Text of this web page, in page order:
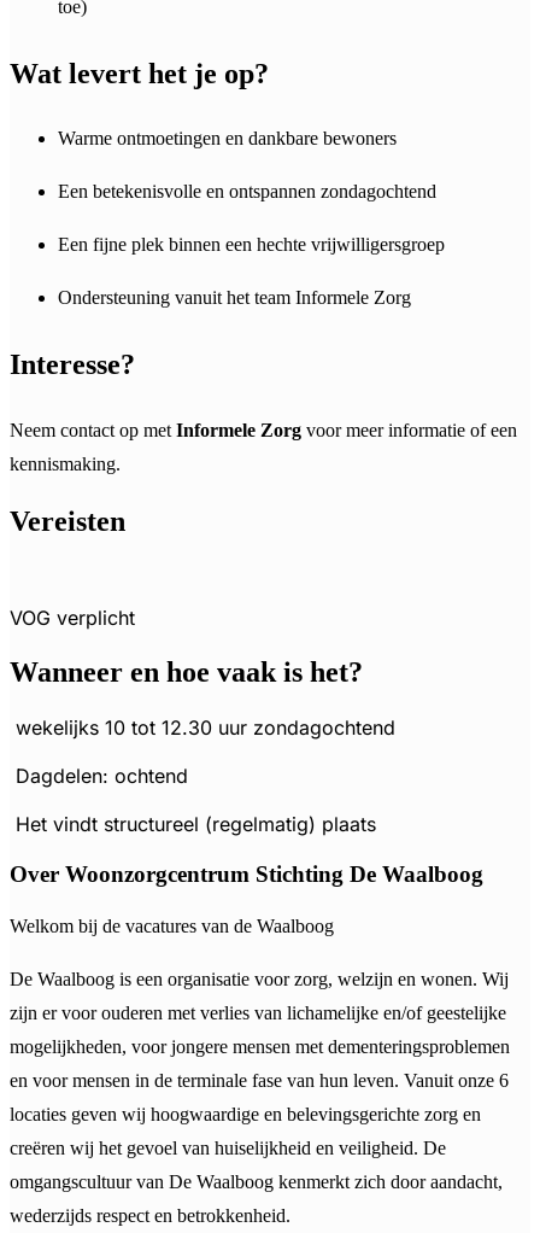
toe)
Wat levert het je op?
Warme ontmoetingen en dankbare bewoners
Een betekenisvolle en ontspannen zondagochtend
Een fijne plek binnen een hechte vrijwilligersgroep
Ondersteuning vanuit het team Informele Zorg
Interesse?
Neem contact op met Informele Zorg voor meer informatie of een
kennismaking.
Vereisten
VOG verplicht
Wanneer en hoe vaak is het?
wekelijks 10 tot 12.30 uur zondagochtend
Dagdelen: ochtend
Het vindt structureel (regelmatig) plaats
Over Woonzorgcentrum Stichting De Waalboog
Welkom bij de vacatures van de Waalboog
De Waalboog is een organisatie voor zorg, welzijn en wonen. Wij
zijn er voor ouderen met verlies van lichamelijke en/of geestelijke
mogelijkheden, voor jongere mensen met dementeringsproblemen
en voor mensen in de terminale fase van hun leven. Vanuit onze 6
locaties geven wij hoogwaardige en belevingsgerichte zorg en
creëren wij het gevoel van huiselijkheid en veiligheid. De
omgangscultuur van De Waalboog kenmerkt zich door aandacht,
wederzijds respect en betrokkenheid.